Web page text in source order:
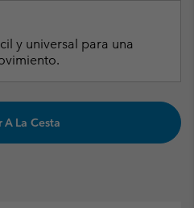
y universal para una
A La Cesta